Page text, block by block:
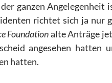
ganzen
richtet sich ja nur
Foundationalte Anträge
angesehen hatten
hatten.